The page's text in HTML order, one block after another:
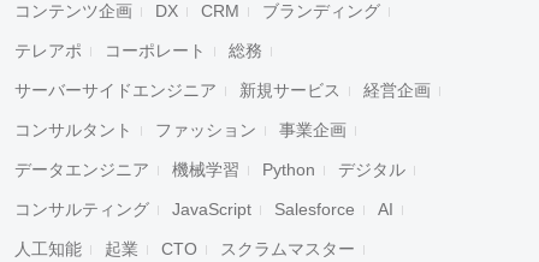
コンテンツ企画 DX CRM ブランディング
テレアポ コーポレート 総務
サーバーサイドエンジニア 新規サービス 経営企画
コンサルタント ファッション 事業企画
データエンジニア 機械学習 Python デジタル
コンサルティング JavaScript Salesforce AI
人工知能 起業 CTO スクラムマスター